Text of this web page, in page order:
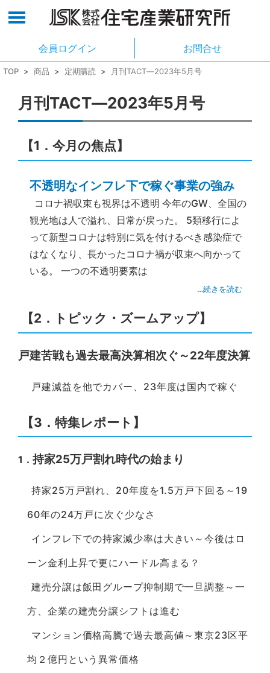
会員ログイン お問合せ
TOP > 商品 > 定期購読 > 月刊TACT―2023年5月号
月刊TACT―2023年5月号
【1 ．今月の焦点】
不透明なインフレ下で稼ぐ事業の強み
コロナ禍収束も視界は不透明 今年のGW、全国の
観光地は人で溢れ、日常が戻った。 5類移行によ
って新型コロナは特別に気を付けるべき感染症で
はなくなり、長かったコロナ禍が収束へ向かって
いる。 一つの不透明要素は
…続きを読む
【2．トピック・ズームアップ】
戸建苦戦も過去最高決算相次ぐ～22年度決算
戸建減益を他でカバー、23年度は国内で稼ぐ
【3．特集レポート 】
1． 持家25万戸割れ時代の始まり
持家25万戸割れ、20年度を1.5万戸下回る～19
60年の24万戸に次ぐ少なさ
インフレ下での持家減少率は大きい～今後はロ
ーン金利上昇で更にハードル高まる？
建売分譲は飯田グループ抑制期で一旦調整～一
方、企業の建売分譲シフトは進む
マンション価格高騰で過去最高値～東京23区平
均２億円という異常価格